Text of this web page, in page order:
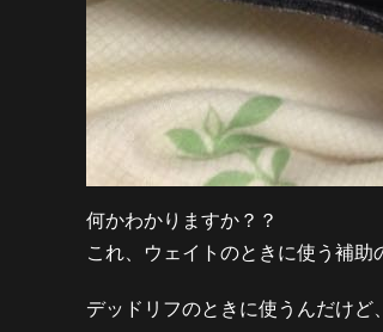
何かわかりますか？？
これ、ウェイトのときに使う補助
デッドリフのときに使うんだけ